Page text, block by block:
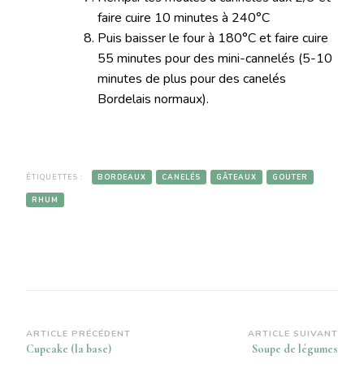
faire cuire 10 minutes à 240°C
Puis baisser le four à 180°C et faire cuire
55 minutes pour des mini-cannelés (5-10
minutes de plus pour des canelés
Bordelais normaux).
ÉTIQUETTES : BORDEAUX CANELÉS GÂTEAUX GOUTER
RHUM
Navigation
d’article
ARTICLE PRÉCÉDENT
Cupcake (la base)
ARTICLE SUIVANT
Soupe de légumes